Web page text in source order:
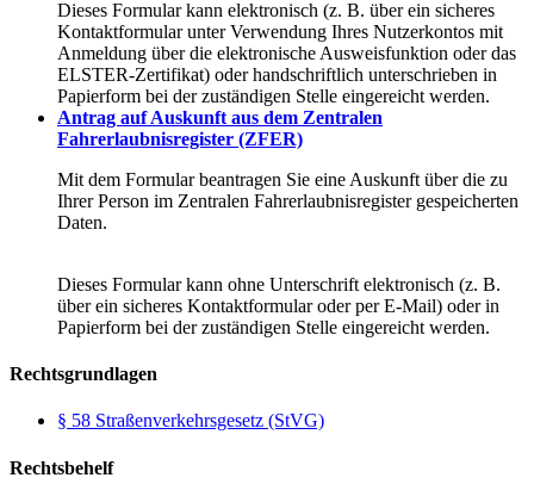
Dieses Formular kann elektronisch (z. B. über ein sicheres
Kontaktformular unter Verwendung Ihres Nutzerkontos mit
Anmeldung über die elektronische Ausweisfunktion oder das
ELSTER-Zertifikat) oder handschriftlich unterschrieben in
Papierform bei der zuständigen Stelle eingereicht werden.
Antrag auf Auskunft aus dem Zentralen
Fahrerlaubnisregister (ZFER)
Mit dem Formular beantragen Sie eine Auskunft über die zu
Ihrer Person im Zentralen Fahrerlaubnisregister gespeicherten
Daten.
Dieses Formular kann ohne Unterschrift elektronisch (z. B.
über ein sicheres Kontaktformular oder per E-Mail) oder in
Papierform bei der zuständigen Stelle eingereicht werden.
Rechtsgrundlagen
§ 58 Straßenverkehrsgesetz (StVG)
Rechtsbehelf